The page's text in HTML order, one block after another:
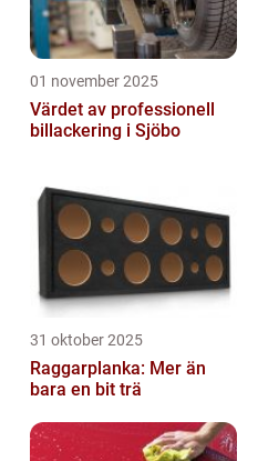
01 november 2025
Värdet av professionell
billackering i Sjöbo
31 oktober 2025
Raggarplanka: Mer än
bara en bit trä